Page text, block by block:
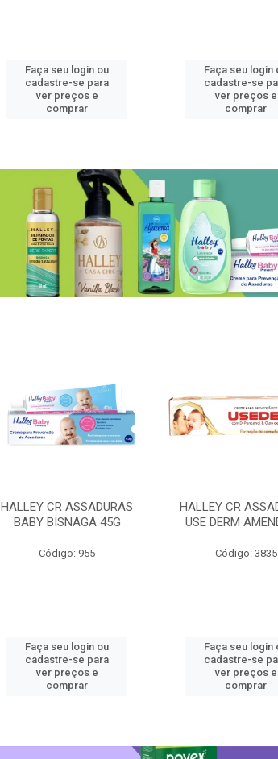
Faça seu login ou
cadastre-se para
ver preços e
comprar
Faça seu login
cadastre-se
ver preços e
comprar
HALLEY CR ASSADURAS
BABY BISNAGA 45G
Código: 955
Faça seu login ou
cadastre-se para
ver preços e
comprar
HALLEY CR
USE DERM
Código: 3835
Faça seu login
cadastre-se
ver preços e
comprar